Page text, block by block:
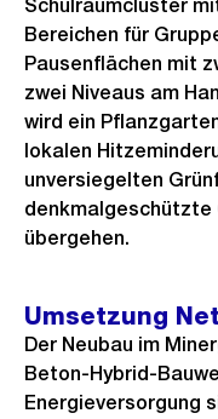
Schulraumcluster
Bereichen für
Pausenflächen mit
zwei Niveaus am
wird ein
lokalen
unversiegelten
übergehen.
Umsetzung
Der Neubau im
Beton-Hybrid-
Energieversorgung